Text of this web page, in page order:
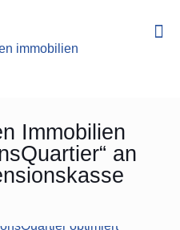
Immobilien
an